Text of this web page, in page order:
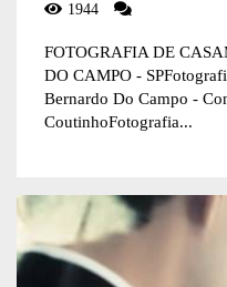
1944
FOTOGRAFIA DE
DO CAMPO -
Bernardo Do Campo -
CoutinhoFotografia...